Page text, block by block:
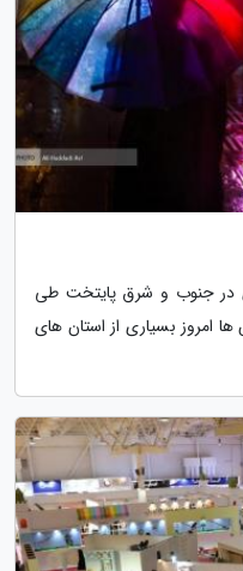
در جنوب و شرق پایتخت طی
ها امروز بسیاری از استان های